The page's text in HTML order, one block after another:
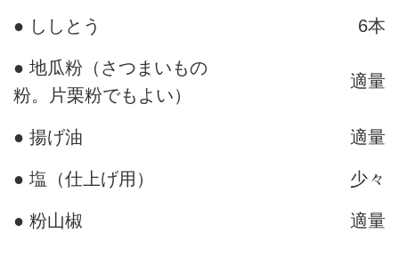
● ししとう 6本
● 地瓜粉（さつまいもの
粉。片栗粉でもよい）
適量
● 揚げ油 適量
● 塩（仕上げ用） 少々
● 粉山椒 適量